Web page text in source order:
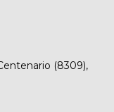
(8309),